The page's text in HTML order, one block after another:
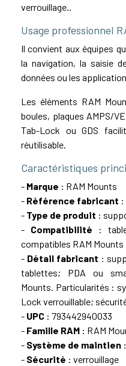
verrouillage..
Usage professionnel
Il convient aux équipes
la navigation, la saisie
données ou les
Les éléments RAM
boules, plaques AMPS/
Tab-Lock ou GDS
réutilisable.
Caractéristiques
- Marque : RAM Mounts
- Référence fabricant :
- Type de produit :
- Compatibilité :
compatibles RAM Mounts
- Détail fabricant :
tablettes; PDA ou
Mounts. Particularités :
Lock verrouillable;
- UPC : 793442940033
- Famille RAM : RAM
- Système de maintien
- Sécurité : verrouillage